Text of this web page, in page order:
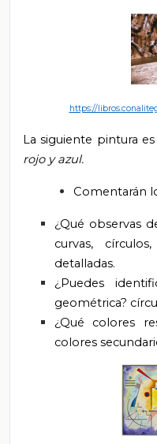
https://
La siguiente pintura
rojo y azul.
Comentarán
¿Qué observas
curvas,
detalladas.
¿Puedes
geométrica?
¿Qué colores
colores